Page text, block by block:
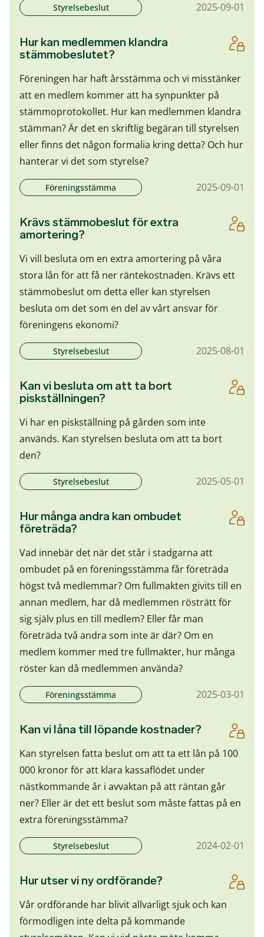
Styrelsebeslut 2025-09-01
Hur kan medlemmen klandra
stämmobeslutet?
Föreningen har haft årsstämma och vi misstänker
att en medlem kommer att ha synpunkter på
stämmoprotokollet. Hur kan medlemmen klandra
stämman? Är det en skriftlig begäran till styrelsen
eller finns det någon formalia kring detta? Och hur
hanterar vi det som styrelse?
Föreningsstämma 2025-09-01
Krävs stämmobeslut för extra
amortering?
Vi vill besluta om en extra amortering på våra
stora lån för att få ner räntekostnaden. Krävs ett
stämmobeslut om detta eller kan styrelsen
besluta om det som en del av vårt ansvar för
föreningens ekonomi?
Styrelsebeslut 2025-08-01
Kan vi besluta om att ta bort
piskställningen?
Vi har en piskställning på gården som inte
används. Kan styrelsen besluta om att ta bort
den?
Styrelsebeslut 2025-05-01
Hur många andra kan ombudet
företräda?
Vad innebär det när det står i stadgarna att
ombudet på en föreningsstämma får företräda
högst två medlemmar? Om fullmakten givits till en
annan medlem, har då medlemmen rösträtt för
sig själv plus en till medlem? Eller får man
företräda två andra som inte är där? Om en
medlem kommer med tre fullmakter, hur många
röster kan då medlemmen använda?
Föreningsstämma 2025-03-01
Kan vi låna till löpande kostnader?
Kan styrelsen fatta beslut om att ta ett lån på 100
000 kronor för att klara kassaflödet under
nästkommande år i avvaktan på att räntan går
ner? Eller är det ett beslut som måste fattas på en
extra föreningsstämma?
Styrelsebeslut 2024-02-01
Hur utser vi ny ordförande?
Vår ordförande har blivit allvarligt sjuk och kan
förmodligen inte delta på kommande